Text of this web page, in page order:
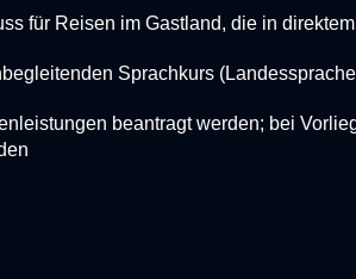
für Reisen im Gastland, die in
Sprachkurs
beantragt werden; bei